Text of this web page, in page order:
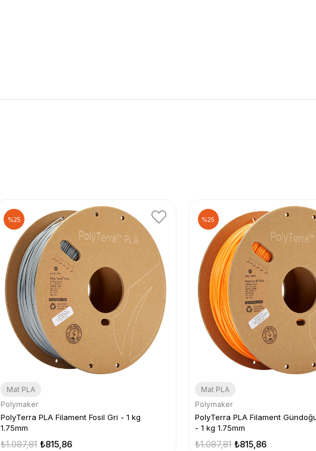
Mat PLA
Polymaker
PolyTerra PLA Filament Fosil Gri - 1 kg
1.75mm
₺815,86
₺1.087,81
%25
Mat PLA
Polymaker
PolyTerra PLA Filament
- 1 kg 1.75mm
₺815,86
₺1.087,81
%25